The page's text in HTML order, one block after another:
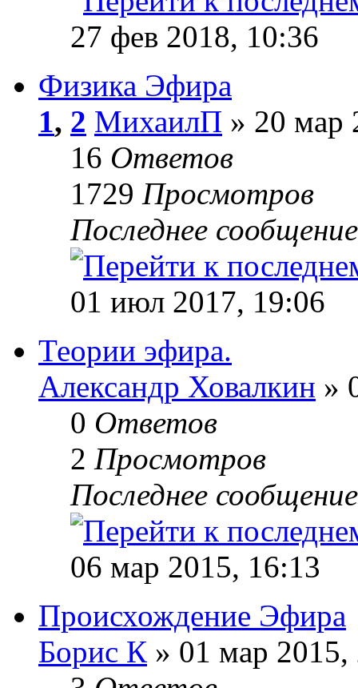
27 фев 2018, 10:36
Физика Эфира
1, 2 МихаилП » 20 мар
16 Ответов
1729 Просмотров
Последнее
01 июл 2017, 19:06
Теории эфира.
Александр Ховалкин »
0 Ответов
2 Просмотров
Последнее
06 мар 2015, 16:13
Происхождение Эфира
Борис К » 01 мар 2015,